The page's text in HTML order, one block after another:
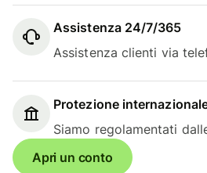
Assistenza 24/7/365
Assistenza clienti via
Protezione
Siamo regolamentati
Apri un conto